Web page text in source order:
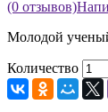
(0 отзывов)
Молодой
Количество